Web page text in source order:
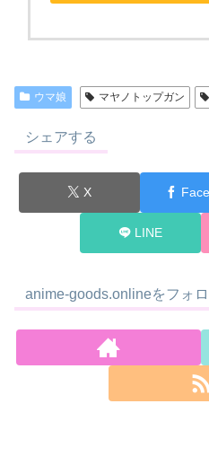
ウマ娘 マヤノトップガン
シェアする
X
LINE
anime-goods.onlineをフォ